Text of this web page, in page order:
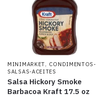
MINIMARKET, CONDIMENTOS-
SALSAS-ACEITES
Salsa Hickory Smoke
Barbacoa Kraft 17.5 oz